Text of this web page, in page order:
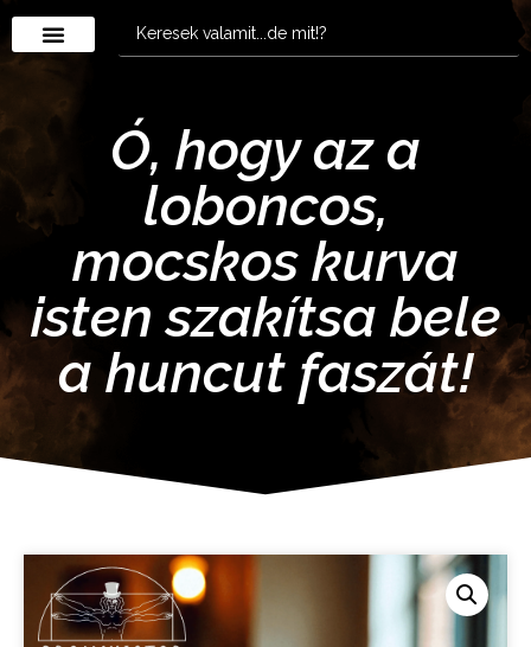
Ó, hogy az a
loboncos,
mocskos kurva
isten szakítsa bele
a huncut faszát!